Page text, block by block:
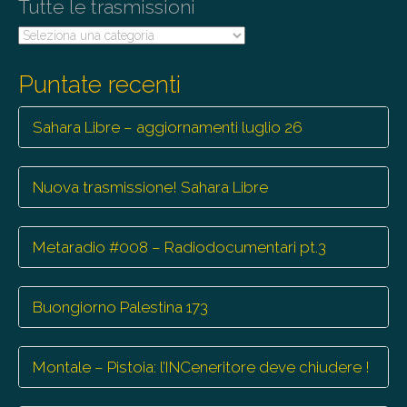
n
Tutte le trasmissioni
Tutte
Puntate recenti
Sahara Libre – aggiornamenti luglio 26
Nuova trasmissione! Sahara Libre
Metaradio #008 – Radiodocumentari pt.3
Buongiorno Palestina 173
Montale – Pistoia: l’INCeneritore deve chiudere !